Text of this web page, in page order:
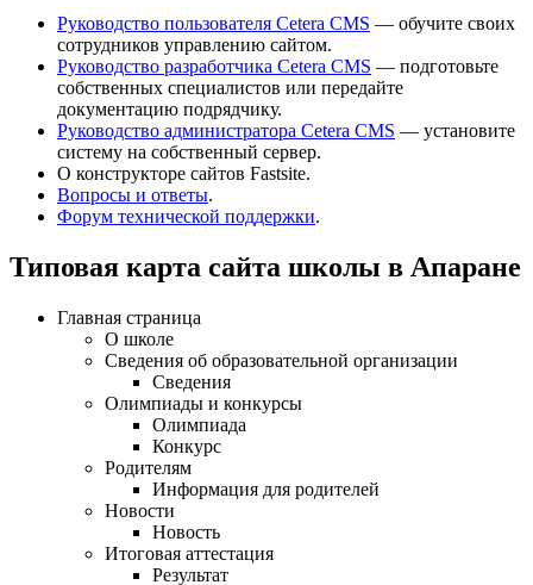
Руководство пользователя Cetera CMS — обучите своих
сотрудников управлению сайтом.
Руководство разработчика Cetera CMS — подготовьте
собственных специалистов или передайте
документацию подрядчику.
Руководство администратора Cetera CMS — установите
систему на собственный сервер.
О конструкторе сайтов Fastsite.
Вопросы и ответы.
Форум технической поддержки.
Типовая карта сайта школы в Апаране
Главная страница
О школе
Сведения об образовательной организации
Сведения
Олимпиады и конкурсы
Олимпиада
Конкурс
Родителям
Информация для родителей
Новости
Новость
Итоговая аттестация
Результат